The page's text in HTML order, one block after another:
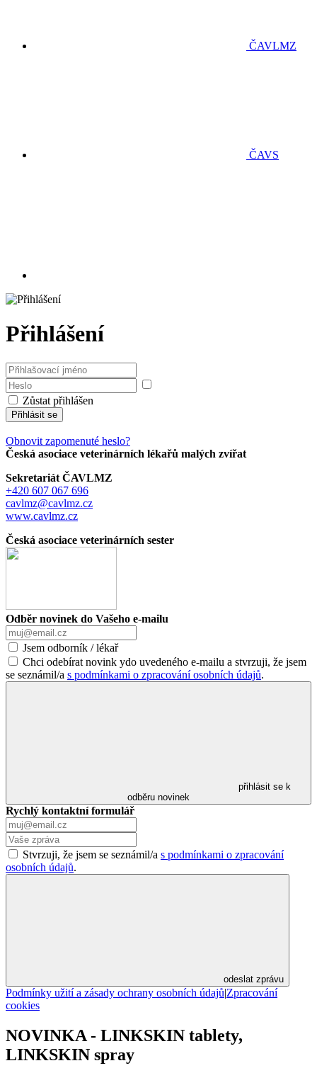
ČAVLMZ
ČAVS
Přihlášení
Zůstat přihlášen
Přihlásit se
Obnovit zapomenuté heslo?
Česká asociace veterinárních lékařů malých zvířat
Sekretariát ČAVLMZ
+420 607 067 696
cavlmz@cavlmz.cz
www.cavlmz.cz
Česká asociace veterinárních sester
Odběr novinek do Vašeho e-mailu
Jsem odborník / lékař
Chci odebírat novink ydo uvedeného e-mailu a stvrzuji, že jsem
se seznámil/a s podmínkami o zpracování osobních údajů.
přihlásit se k
odběru novinek
Rychlý kontaktní formulář
Stvrzuji, že jsem se seznámil/a s podmínkami o zpracování
osobních údajů.
odeslat zprávu
Podmínky užití a zásady ochrany osobních údajů|Zpracování
cookies
NOVINKA - LINKSKIN tablety,
LINKSKIN spray